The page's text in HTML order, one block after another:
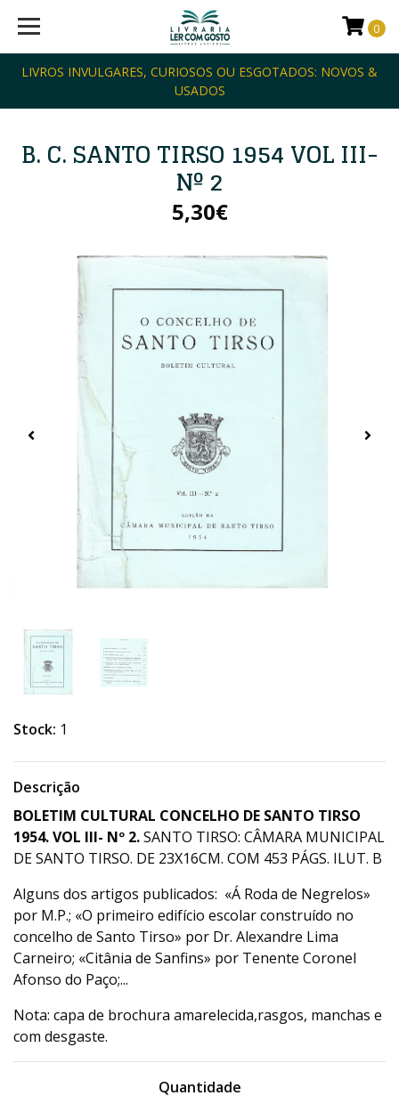
LIVROS INVULGARES, CURIOSOS OU ESGOTADOS: NOVOS &
USADOS
0
B. C. SANTO TIRSO 1954 VOL III-
Nº 2
5,30€
Stock: 1
Descrição
BOLETIM CULTURAL CONCELHO DE SANTO TIRSO
1954. VOL III- Nº 2.SANTO TIRSO: CÂMARA MUNICIPAL
DE SANTO TIRSO. DE 23X16CM. COM 453 PÁGS. ILUT. B
Alguns dos artigos publicados: «Á Roda de Negrelos»
por M.P.; «O primeiro edifício escolar construído no
concelho de Santo Tirso» por Dr. Alexandre Lima
Carneiro; «Citânia de Sanfins» por Tenente Coronel
Afonso do Paço;...
Nota: capa de brochura amarelecida,rasgos, manchas e
com desgaste.
Quantidade